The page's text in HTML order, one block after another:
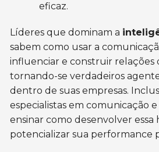
eficaz.
Líderes que dominam a
sabem como usar a
influenciar e construir relações
tornando-se verdadeiros
dentro de suas empresas.
especialistas em comunicação
ensinar como desenvolver essa
potencializar sua performance